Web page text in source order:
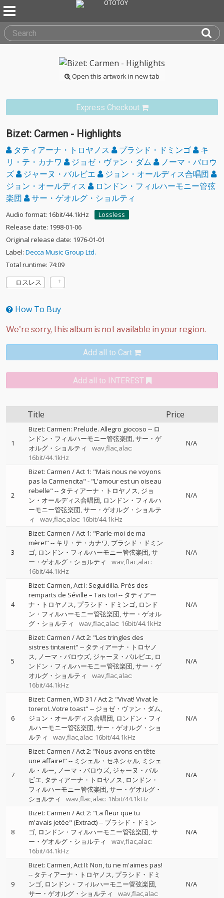
Open this artwork in new tab
Express Checkout
Bizet: Carmen - Highlights
タティアーナ・トロヤノス プラシド・ドミンゴ
キ
リ・テ・カナワ
ジョゼ・ヴァン・ダム
ノーマ・バロウ
ズ
ジャーヌ・バルビエ
ジョン・オールディス合唱団
ジョン・オールディス
ロンドン・フィルハーモニー管弦
楽団
サー・ゲオルグ・ショルティ
Audio format: 16bit/44.1kHz
Lossless
Release date: 1998-01-06
Original release date: 1976-01-01
Label: Decca Music Group Ltd.
Total runtime: 74:09
ロスレス
How To Buy
Add all to Cart
Add all to INTEREST
Title Price
1
Bizet: Carmen: Prelude. Allegro giocoso -- ロ
ンドン・フィルハーモニー管弦楽団 サー・ゲ
オルグ・ショルティ
wav,flac,alac:
16bit/44.1kHz
N/A
2
Bizet: Carmen / Act 1: "Mais nous ne voyons
pas la Carmencita" - "L'amour est un oiseau
rebelle" -- タティアーナ・トロヤノス ジョ
ン・オールディス合唱団 ロンドン・フィルハ
ーモニー管弦楽団 サー・ゲオルグ・ショルテ
ィ
wav,flac,alac: 16bit/44.1kHz
N/A
3
Bizet: Carmen / Act 1: "Parle-moi de ma
mère!" -- キリ・テ・カナワ プラシド・ドミン
ゴ ロンドン・フィルハーモニー管弦楽団 サ
ー・ゲオルグ・ショルティ
wav,flac,alac:
16bit/44.1kHz
N/A
4
Bizet: Carmen, Act I: Seguidilla. Près des
remparts de Séville – Tais toi! -- タティアー
ナ・トロヤノス プラシド・ドミンゴ ロンド
ン・フィルハーモニー管弦楽団 サー・ゲオル
グ・ショルティ
wav,flac,alac: 16bit/44.1kHz
N/A
5
Bizet: Carmen / Act 2: "Les tringles des
sistres tintaient" -- タティアーナ・トロヤノ
ス ノーマ・バロウズ ジャーヌ・バルビエ ロ
ンドン・フィルハーモニー管弦楽団 サー・ゲ
オルグ・ショルティ
wav,flac,alac:
16bit/44.1kHz
N/A
6
Bizet: Carmen, WD 31 / Act 2: "Vivat! Vivat le
torero!..Votre toast" -- ジョゼ・ヴァン・ダム
ジョン・オールディス合唱団 ロンドン・フィ
ルハーモニー管弦楽団 サー・ゲオルグ・ショ
ルティ
wav,flac,alac: 16bit/44.1kHz
N/A
7
Bizet: Carmen / Act 2: "Nous avons en tête
une affaire!" -- ミシェル・セネシャル ミシェ
ル・ルー ノーマ・バロウズ ジャーヌ・バル
ビエ タティアーナ・トロヤノス ロンドン・
フィルハーモニー管弦楽団 サー・ゲオルグ・
ショルティ
wav,flac,alac: 16bit/44.1kHz
N/A
8
Bizet: Carmen / Act 2: "La fleur que tu
m'avais jetée" (Extract)-- プラシド・ドミン
ゴ ロンドン・フィルハーモニー管弦楽団 サ
ー・ゲオルグ・ショルティ
wav,flac,alac:
16bit/44.1kHz
N/A
9
Bizet: Carmen, Act II: Non, tu ne m'aimes pas!
-- タティアーナ・トロヤノス プラシド・ドミ
ンゴ ロンドン・フィルハーモニー管弦楽団
サー・ゲオルグ・ショルティ
wav,flac,alac:
N/A